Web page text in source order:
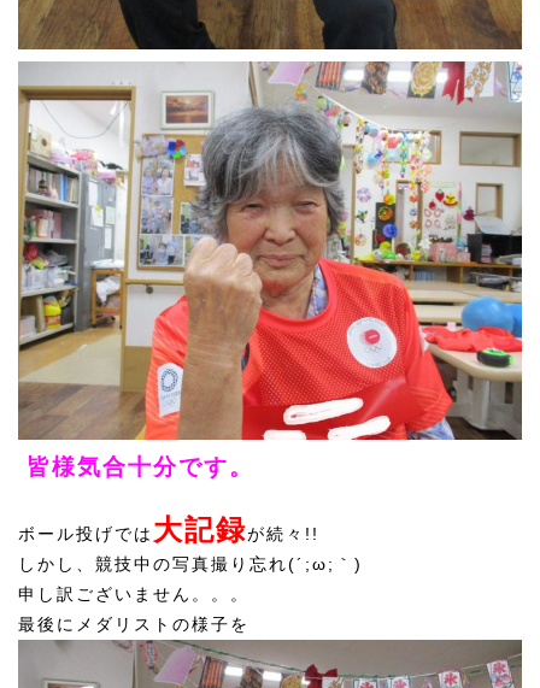
皆様気合十分です。
ボール投げでは 大記録が続々!!
しかし、競技中の写真撮り忘れ(´;ω;｀)
申し訳ございません。。。
最後にメダリストの様子を